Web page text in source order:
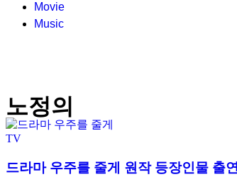
Movie
Music
노정의
TV
드라마 우주를 줄게 원작 등장인물 출연